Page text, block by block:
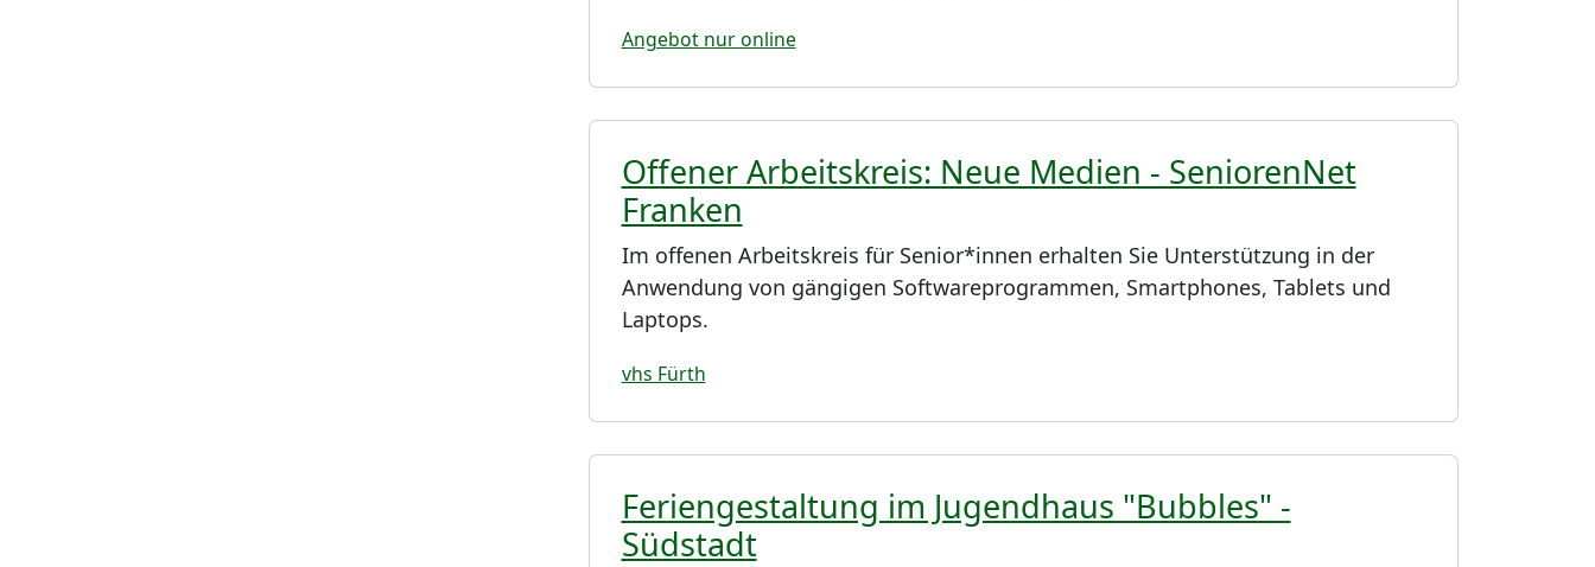
Angebot nur online
Offener Arbeitskreis: Neue Medien - SeniorenNet
Franken
Im offenen Arbeitskreis für Senior*innen erhalten Sie Unterstützung in der
Anwendung von gängigen Softwareprogrammen, Smartphones, Tablets und
Laptops.
vhs Fürth
Feriengestaltung im Jugendhaus "Bubbles" -
Südstadt